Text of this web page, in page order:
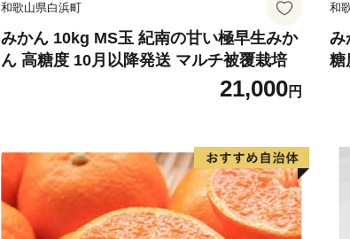
和歌山県白浜町
みかん 10kg MS玉 紀南の甘い極早生みか
ん 高糖度 10月以降発送 マルチ被覆栽培
21,000円
和
み
糖